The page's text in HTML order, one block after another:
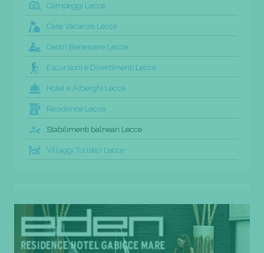
Campeggi Lecce
Case Vacanze Lecce
Centri Benessere Lecce
Escursioni e Divertimenti Lecce
Hotel e Alberghi Lecce
Residence Lecce
Stabilimenti balneari Lecce
Villaggi Turistici Lecce